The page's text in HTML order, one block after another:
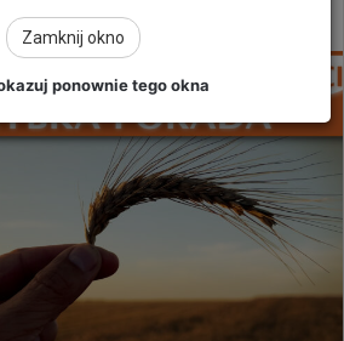
an
Zamknij okno
ponownie tego okna